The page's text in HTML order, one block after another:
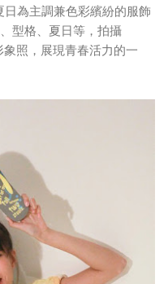
為主調兼色彩繽紛的服飾
型格、夏日等，拍攝
象照，展現青春活力的一